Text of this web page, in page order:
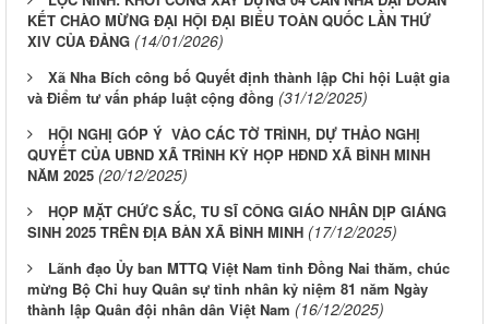
KẾT CHÀO MỪNG ĐẠI HỘI ĐẠI BIỂU TOÀN QUỐC LẦN THỨ
XIV CỦA ĐẢNG (14/01/2026)
Xã Nha Bích công bố Quyết định thành lập Chi hội Luật gia
và Điểm tư vấn pháp luật cộng đồng (31/12/2025)
HỘI NGHỊ GÓP Ý VÀO CÁC TỜ TRÌNH, DỰ THẢO NGHỊ
QUYẾT CỦA UBND XÃ TRÌNH KỲ HỌP HĐND XÃ BÌNH MINH
NĂM 2025 (20/12/2025)
HỌP MẶT CHỨC SẮC, TU SĨ CÔNG GIÁO NHÂN DỊP GIÁNG
SINH 2025 TRÊN ĐỊA BÀN XÃ BÌNH MINH (17/12/2025)
Lãnh đạo Ủy ban MTTQ Việt Nam tỉnh Đồng Nai thăm, chúc
mừng Bộ Chỉ huy Quân sự tỉnh nhân kỷ niệm 81 năm Ngày
thành lập Quân đội nhân dân Việt Nam (16/12/2025)